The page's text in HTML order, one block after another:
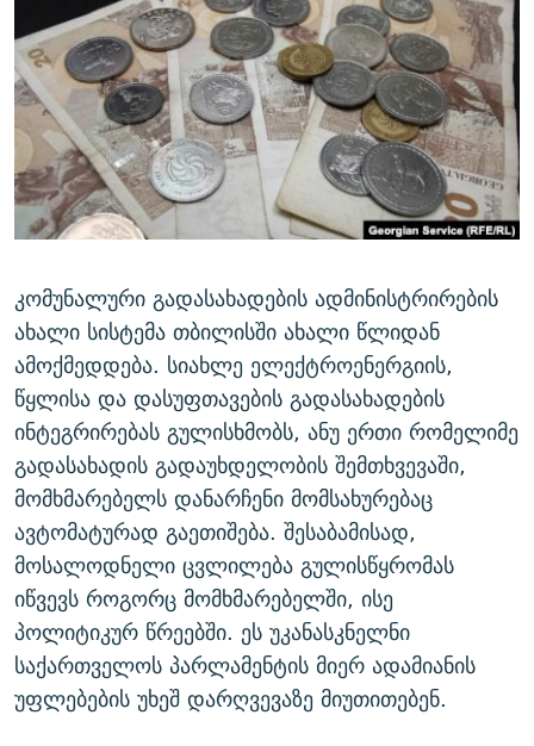
ᲛᲝᲚᲐᲞᲐᲠᲐᲙᲔ ᲢᲔᲥᲡᲢᲔᲑᲘ
ᲨᲘᲜ - ᲣᲪᲮᲝᲔᲗᲨᲘ
ᲚᲘᲢᲔᲠᲐᲢᲣᲠᲣᲚᲘ ᲬᲐᲮᲜᲐᲒᲔᲑᲘ
ᲐᲛᲔᲠᲘᲙᲣᲚᲘ ᲛᲝᲗᲮᲠᲝᲑᲐ
ᲘᲛᲞᲔᲠᲘᲐ ᲓᲐ ᲠᲐᲓᲘᲝ
ᲩᲔᲛᲘ ᲡᲘᲙᲕᲓᲘᲚᲘᲡ ᲛᲘᲖᲔᲖᲘᲐ COVID-19
11 ᲬᲔᲚᲘ - 11 ᲐᲛᲑᲐᲕᲘ
ᲡᲐᲞᲐᲠᲚᲐᲛᲔᲜᲢᲝ ᲐᲠᲩᲔᲕᲜᲔᲑᲘᲡ ᲘᲡᲢᲝᲠᲘᲐ
ᲑᲐᲕᲨᲕᲔᲑᲘ ᲞᲠᲝᲡᲢᲘᲢᲣᲪᲘᲐᲨᲘ - ᲐᲛᲝᲣᲗᲥᲛᲔᲚᲘ ᲐᲛᲑᲐᲕᲘ
5 ᲐᲛᲑᲐᲕᲘ - 20 ᲘᲕᲜᲘᲡᲡ ᲓᲐᲨᲐᲕᲔᲑᲣᲚᲔᲑᲘ
ᲐᲒᲕᲘᲡᲢᲝᲡ ᲝᲛᲘ
ᲒᲐᲛᲝᲘᲬᲔᲠᲔ
რთე/რთ-ის ყველა საიტი
კომუნალური გადასახადების ადმინისტრირების
ახალი სისტემა თბილისში ახალი წლიდან
ამოქმედდება. სიახლე ელექტროენერგიის,
წყლისა და დასუფთავების გადასახადების
ინტეგრირებას გულისხმობს, ანუ ერთი რომელიმე
გადასახადის გადაუხდელობის შემთხვევაში,
მომხმარებელს დანარჩენი მომსახურებაც
ავტომატურად გაეთიშება. შესაბამისად,
მოსალოდნელი ცვლილება გულისწყრომას
იწვევს როგორც მომხმარებელში, ისე
პოლიტიკურ წრეებში. ეს უკანასკნელნი
საქართველოს პარლამენტის მიერ ადამიანის
უფლებების უხეშ დარღვევაზე მიუთითებენ.